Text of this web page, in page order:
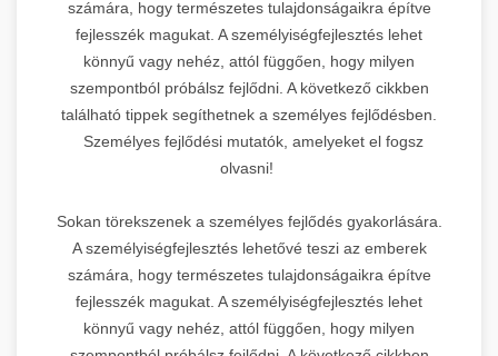
számára, hogy természetes tulajdonságaikra építve
fejlesszék magukat. A személyiségfejlesztés lehet
könnyű vagy nehéz, attól függően, hogy milyen
szempontból próbálsz fejlődni. A következő cikkben
található tippek segíthetnek a személyes fejlődésben.
Személyes fejlődési mutatók, amelyeket el fogsz
olvasni!
Sokan törekszenek a személyes fejlődés gyakorlására.
A személyiségfejlesztés lehetővé teszi az emberek
számára, hogy természetes tulajdonságaikra építve
fejlesszék magukat. A személyiségfejlesztés lehet
könnyű vagy nehéz, attól függően, hogy milyen